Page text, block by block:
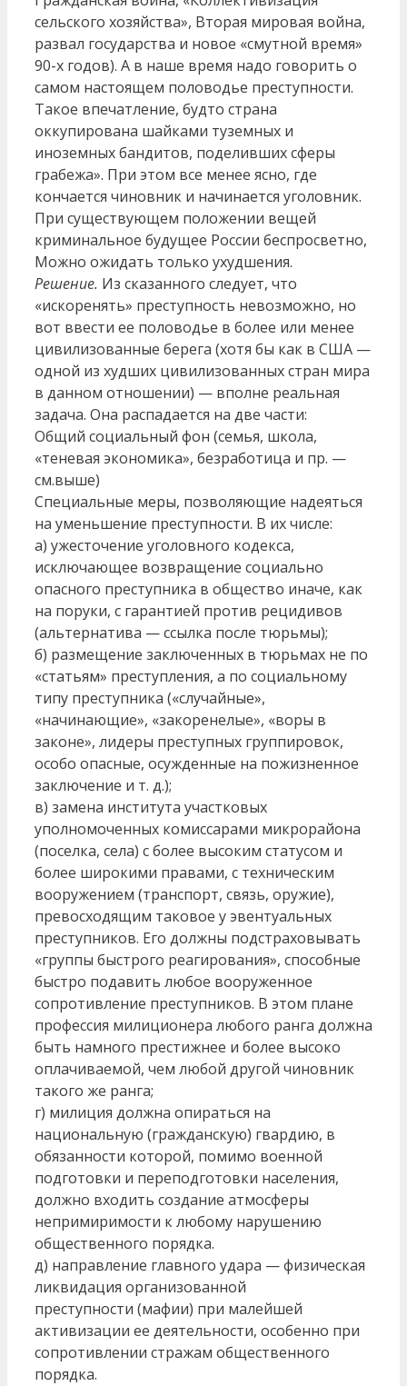
сельского хозяйства», Вторая мировая война,
развал государства и новое «смутной время»
90-х годов). А в наше время надо говорить о
самом настоящем половодье преступности.
Такое впечатление, будто страна
оккупирована шайками туземных и
иноземных бандитов, поделивших сферы
грабежа». При этом все менее ясно, где
кончается чиновник и начинается уголовник.
При существующем положении вещей
криминальное будущее России беспросветно,
Можно ожидать только ухудшения.
Решение. Из сказанного следует, что
«искоренять» преступность невозможно, но
вот ввести ее половодье в более или менее
цивилизованные берега (хотя бы как в США —
одной из худших цивилизованных стран мира
в данном отношении) — вполне реальная
задача. Она распадается на две части:
Общий социальный фон (семья, школа,
«теневая экономика», безработица и пр. —
см.выше)
Специальные меры, позволяющие надеяться
на уменьшение преступности. В их числе:
а) ужесточение уголовного кодекса,
исключающее возвращение социально
опасного преступника в общество иначе, как
на поруки, с гарантией против рецидивов
(альтернатива — ссылка после тюрьмы);
б) размещение заключенных в тюрьмах не по
«статьям» преступления, а по социальному
типу преступника («случайные»,
«начинающие», «закоренелые», «воры в
законе», лидеры преступных группировок,
особо опасные, осужденные на пожизненное
заключение и т. д.);
в) замена института участковых
уполномоченных комиссарами микрорайона
(поселка, села) с более высоким статусом и
более широкими правами, с техническим
вооружением (транспорт, связь, оружие),
превосходящим таковое у эвентуальных
преступников. Его должны подстраховывать
«группы быстрого реагирования», способные
быстро подавить любое вооруженное
сопротивление преступников. В этом плане
профессия милиционера любого ранга должна
быть намного престижнее и более высоко
оплачиваемой, чем любой другой чиновник
такого же ранга;
г) милиция должна опираться на
национальную (гражданскую) гвардию, в
обязанности которой, помимо военной
подготовки и переподготовки населения,
должно входить создание атмосферы
непримиримости к любому нарушению
общественного порядка.
д) направление главного удара — физическая
ликвидация организованной
преступности (мафии) при малейшей
активизации ее деятельности, особенно при
сопротивлении стражам общественного
порядка.